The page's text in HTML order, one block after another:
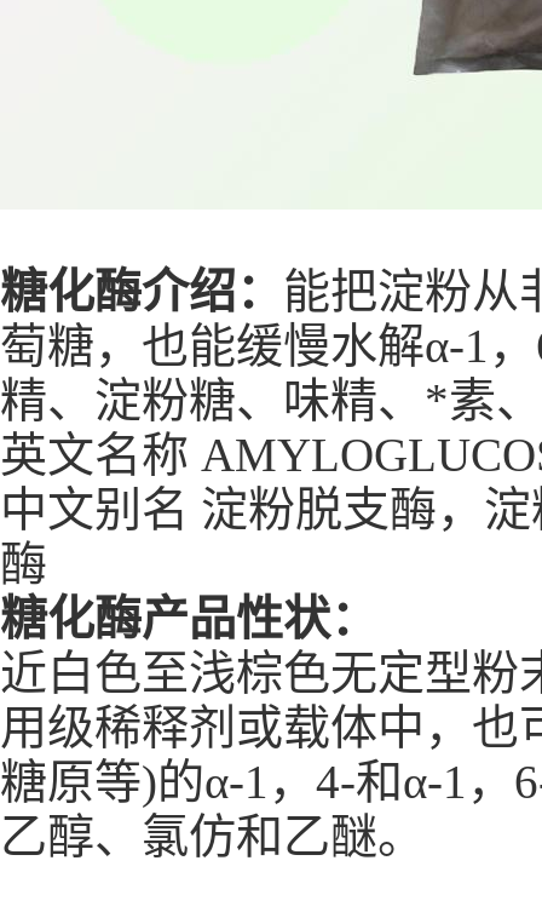
糖化酶介绍： 能把淀粉从
萄糖，也能缓慢水解α-1
精、淀粉糖、味精、*素
英文名称
中文别名 淀粉脱支酶，
酶
糖化酶产品性状：
近白色至浅棕色无定型
用级稀释剂或载体中，
糖原等)的α-1，4-和α-1
乙醇、氯仿和乙醚。